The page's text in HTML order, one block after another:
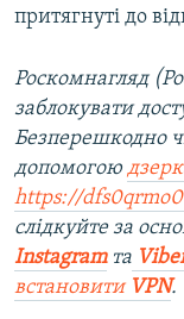
притягнуті до
Роскомнагляд
заблокувати
Безперешкодно
допомогою
https://
слідкуйте за
Instagramта
встановити VPN.